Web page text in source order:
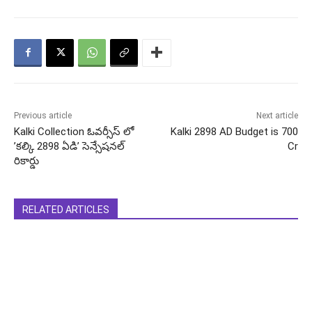
Previous article
Kalki Collection ఓవర్సీస్ లో ​
’కల్కి 2898 ఏడి​’ సెన్సేషనల్
రికార్డు
Next article
Kalki 2898 AD Budget is 700
Cr
RELATED ARTICLES